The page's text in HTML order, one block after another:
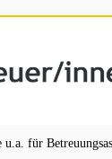
für